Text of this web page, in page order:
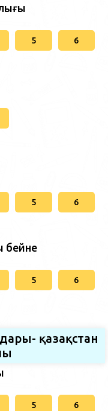
5 6
5 6
бейне
5 6
қазақстан
5 6